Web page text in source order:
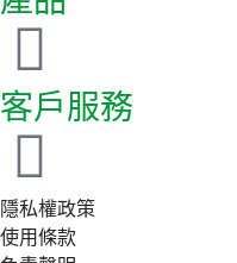
客戶服務
隱私權政策
使用條款